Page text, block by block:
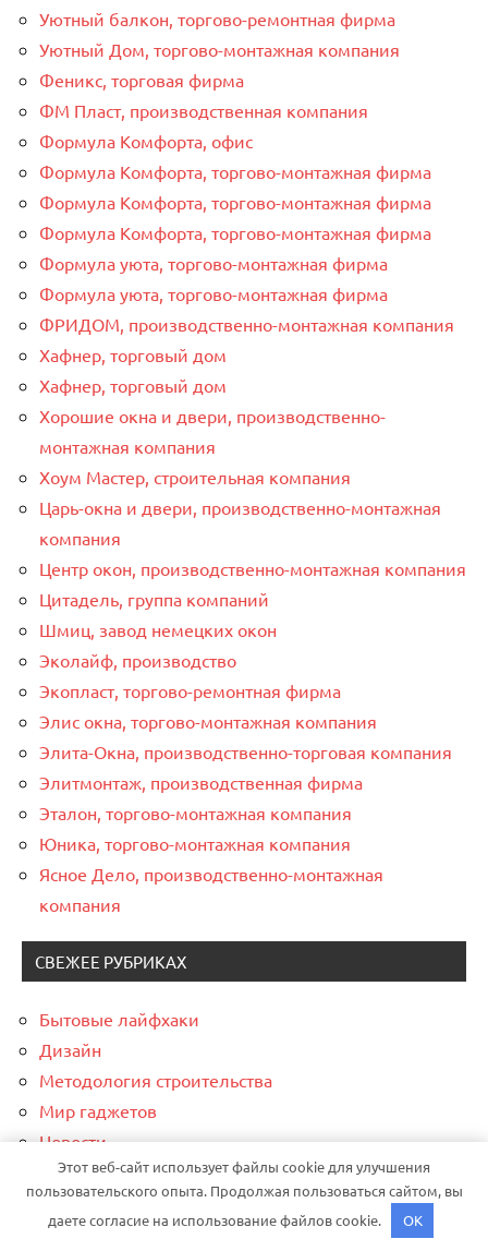
Уютный балкон, торгово-ремонтная фирма
Уютный Дом, торгово-монтажная компания
Феникс, торговая фирма
ФМ Пласт, производственная компания
Формула Комфорта, офис
Формула Комфорта, торгово-монтажная фирма
Формула Комфорта, торгово-монтажная фирма
Формула Комфорта, торгово-монтажная фирма
Формула уюта, торгово-монтажная фирма
Формула уюта, торгово-монтажная фирма
ФРИДОМ, производственно-монтажная компания
Хафнер, торговый дом
Хафнер, торговый дом
Хорошие окна и двери, производственно-
монтажная компания
Хоум Мастер, строительная компания
Царь-окна и двери, производственно-монтажная
компания
Центр окон, производственно-монтажная компания
Цитадель, группа компаний
Шмиц, завод немецких окон
Эколайф, производство
Экопласт, торгово-ремонтная фирма
Элис окна, торгово-монтажная компания
Элита-Окна, производственно-торговая компания
Элитмонтаж, производственная фирма
Эталон, торгово-монтажная компания
Юника, торгово-монтажная компания
Ясное Дело, производственно-монтажная
компания
СВЕЖЕЕ РУБРИКАХ
Бытовые лайфхаки
Дизайн
Методология строительства
Мир гаджетов
Новости
Строительство под ключ
Финансовые стратегии
Этот веб-сайт использует файлы cookie для улучшения
пользовательского опыта. Продолжая пользоваться сайтом, вы
даете согласие на использование файлов cookie.
OK